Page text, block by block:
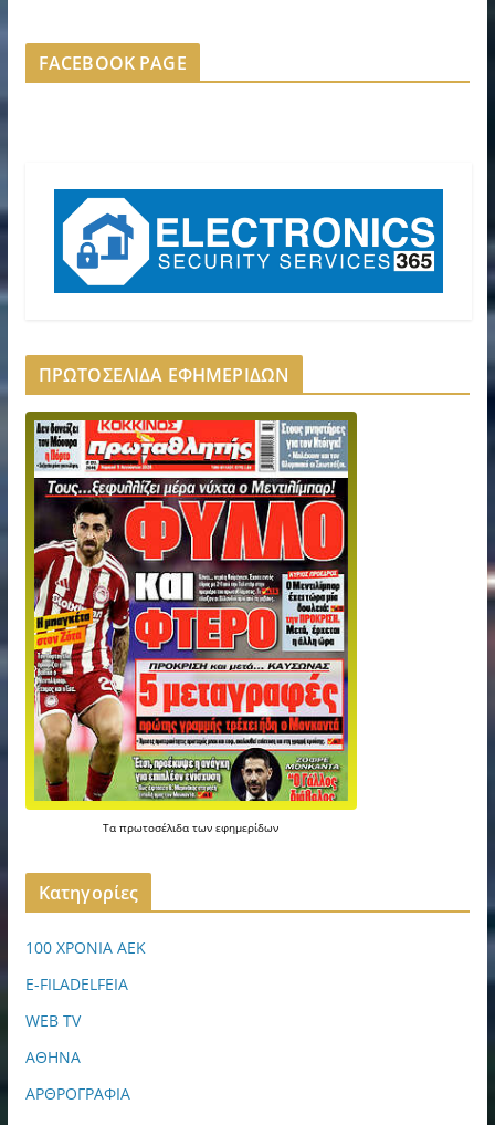
FACEBOOK PAGE
ΠΡΩΤΟΣΕΛΙΔΑ ΕΦΗΜΕΡΙΔΩΝ
Ταπρωτοσέλιδατωνεφημερίδων
Kατηγορίες
100 ΧΡΟΝΙΑ ΑΕΚ
E-FILADELFEIA
WEB TV
ΑΘΗΝΑ
ΑΡΘΡΟΓΡΑΦΙΑ